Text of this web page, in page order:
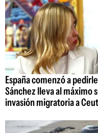
España comenzó a
Sánchez lleva al máximo
invasión migratoria a